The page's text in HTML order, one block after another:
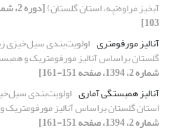
آبخیز مراوه‌تپه، استان گلستان)
103]
آنالیز مورفومتری اولویت‌بندی سیل‌خیزی
گلستان براساس آنالیز مورفومتریک و
شماره 2، 1394، صفحه 151-161]
آنالیز همبستگی آماری اولویت‌بندی
استان گلستان براساس آنالیز
شماره 2، 1394، صفحه 151-161]